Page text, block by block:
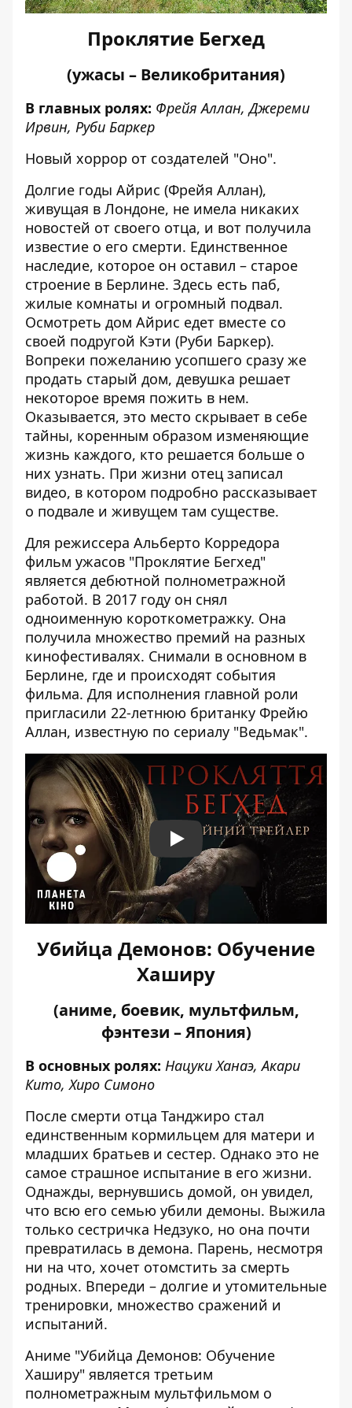
Проклятие Бегхед
(ужасы – Великобритания)
В главных ролях: Фрейя Аллан, Джереми
Ирвин, Руби Баркер
Новый хоррор от создателей "Оно".
Долгие годы Айрис (Фрейя Аллан),
живущая в Лондоне, не имела никаких
новостей от своего отца, и вот получила
известие о его смерти. Единственное
наследие, которое он оставил – старое
строение в Берлине. Здесь есть паб,
жилые комнаты и огромный подвал.
Осмотреть дом Айрис едет вместе со
своей подругой Кэти (Руби Баркер).
Вопреки пожеланию усопшего сразу же
продать старый дом, девушка решает
некоторое время пожить в нем.
Оказывается, это место скрывает в себе
тайны, коренным образом изменяющие
жизнь каждого, кто решается больше о
них узнать. При жизни отец записал
видео, в котором подробно рассказывает
о подвале и живущем там существе.
Для режиссера Альберто Корредора
фильм ужасов "Проклятие Бегхед"
является дебютной полнометражной
работой. В 2017 году он снял
одноименную короткометражку. Она
получила множество премий на разных
кинофестивалях. Снимали в основном в
Берлине, где и происходят события
фильма. Для исполнения главной роли
пригласили 22-летнюю британку Фрейю
Аллан, известную по сериалу "Ведьмак".
Play
Убийца Демонов: Обучение
Хаширу
(аниме, боевик, мультфильм,
фэнтези – Япония)
В основных ролях: Нацуки Ханаэ, Акари
Кито, Хиро Симоно
После смерти отца Танджиро стал
единственным кормильцем для матери и
младших братьев и сестер. Однако это не
самое страшное испытание в его жизни.
Однажды, вернувшись домой, он увидел,
что всю его семью убили демоны. Выжила
только сестричка Недзуко, но она почти
превратилась в демона. Парень, несмотря
ни на что, хочет отомстить за смерть
родных. Впереди – долгие и утомительные
тренировки, множество сражений и
испытаний.
Аниме "Убийца Демонов: Обучение
Хаширу" является третьим
полнометражным мультфильмом о